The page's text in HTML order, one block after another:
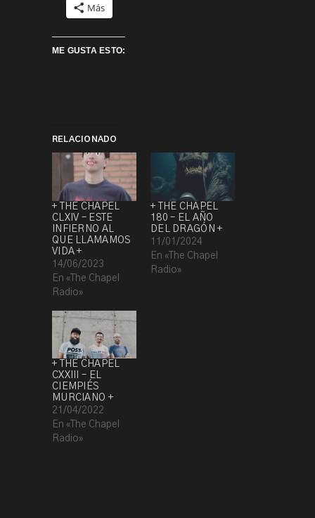
Más
ME GUSTA ESTO:
RELACIONADO
+ THE CHAPEL
CLXIV – ESTE
INFIERNO AL
QUE LLAMAMOS
VIDA +
14/06/2023
En «The Chapel
Radio»
+ THE CHAPEL
180 – EL AÑO
DEL DRAGÓN +
11/01/2024
En «The Chapel
Radio»
+ THE CHAPEL
CXXIII – EL
CIEMPIÉS
MURCIANO +
21/04/2022
En «The Chapel
Radio»